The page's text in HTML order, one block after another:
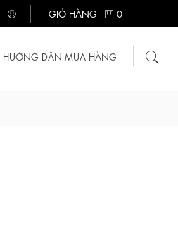
GIỎ HÀNG 0
HƯỚNG DẪN MUA HÀNG